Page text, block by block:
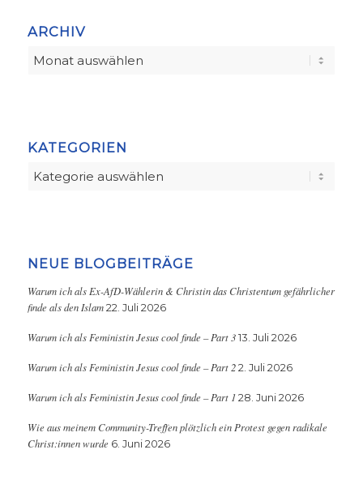
ARCHIV
KATEGORIEN
Kategorien
NEUE BLOGBEITRÄGE
Warum ich als Ex-AfD-Wählerin & Christin das Christentum gefährlicher
finde als den Islam 22. Juli 2026
Warum ich als Feministin Jesus cool finde – Part 3 13. Juli 2026
Warum ich als Feministin Jesus cool finde – Part 2 2. Juli 2026
Warum ich als Feministin Jesus cool finde – Part 1 28. Juni 2026
Wie aus meinem Community-Treffen plötzlich ein Protest gegen radikale
Christ:innen wurde 6. Juni 2026